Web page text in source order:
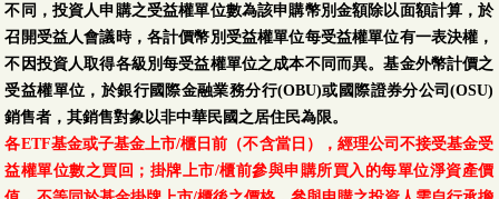
不同，投資人申購之受益權單位數為該申購幣別金額除以面額計算，於
召開受益人會議時，各計價幣別受益權單位每受益權單位有一表決權，
不因投資人取得各級別每受益權單位之成本不同而異。基金外幣計價之
受益權單位，於銀行國際金融業務分行(OBU)或國際證券分公司(OSU)
銷售者，其銷售對象以非中華民國之居住民為限。
各ETF基金或子基金上市/櫃日前（不含當日），經理公司不接受基金受
益權單位數之買回；掛牌上市/櫃前參與申購所買入的每單位淨資產價